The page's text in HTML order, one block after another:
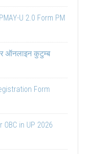
U 2.0 Form PM
ऑनलाइन कुटुम्ब
Form
OBC in UP 2026